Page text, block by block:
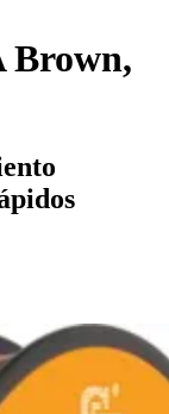
Brown,